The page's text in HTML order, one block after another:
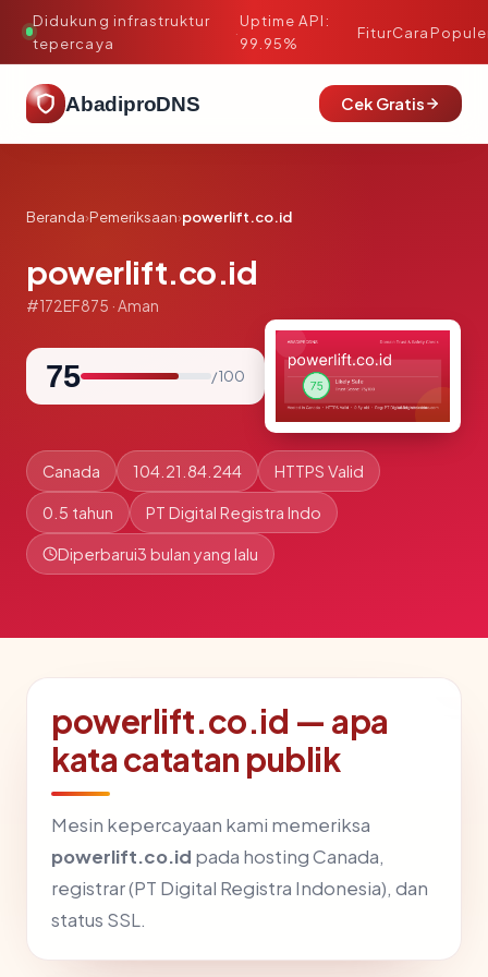
Didukung infrastruktur
tepercaya
·
Uptime API:
99.95%
FiturCara
AbadiproDNS Cek Gratis
Beranda›Pemeriksaan›powerlift.co.id
powerlift.co.id
#172EF875 · Aman
75 / 100
Canada 104.21.84.244 HTTPS Valid
0.5 tahun PT Digital Registra Indo
Diperbarui3 bulan yang lalu
powerlift.co.id — apa
kata catatan publik
Mesin kepercayaan kami memeriksa
powerlift.co.id pada hosting Canada,
registrar (PT Digital Registra Indonesia), dan
status SSL.